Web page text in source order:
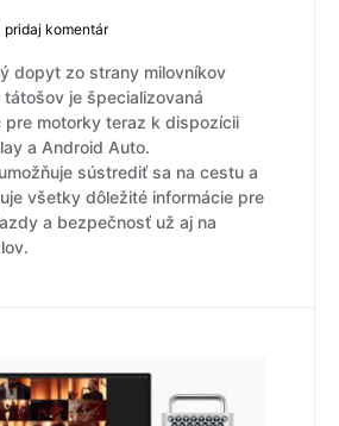
pridaj komentár
dopyt zo strany milovníkov
je špecializovaná
pre motorky teraz k dispozícii
a Android Auto.
sústrediť sa na cestu a
všetky dôležité informácie pre
a bezpečnosť už aj na